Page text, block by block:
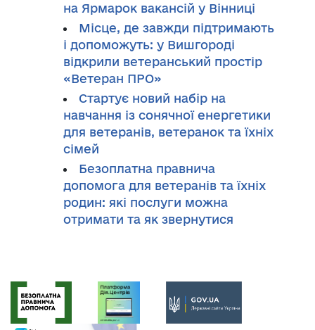
на Ярмарок вакансій у Вінниці
Місце, де завжди підтримають
і допоможуть: у Вишгороді
відкрили ветеранський простір
«Ветеран ПРО»
Стартує новий набір на
навчання із сонячної енергетики
для ветеранів, ветеранок та їхніх
сімей
Безоплатна правнича
допомога для ветеранів та їхніх
родин: які послуги можна
отримати та як звернутися